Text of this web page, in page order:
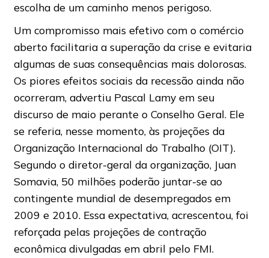
escolha de um caminho menos perigoso.
Um compromisso mais efetivo com o comércio
aberto facilitaria a superação da crise e evitaria
algumas de suas consequências mais dolorosas.
Os piores efeitos sociais da recessão ainda não
ocorreram, advertiu Pascal Lamy em seu
discurso de maio perante o Conselho Geral. Ele
se referia, nesse momento, às projeções da
Organização Internacional do Trabalho (OIT).
Segundo o diretor-geral da organização, Juan
Somavia, 50 milhões poderão juntar-se ao
contingente mundial de desempregados em
2009 e 2010. Essa expectativa, acrescentou, foi
reforçada pelas projeções de contração
econômica divulgadas em abril pelo FMI.